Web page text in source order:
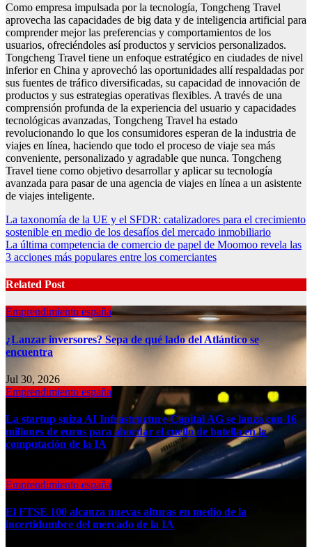
Como empresa impulsada por la tecnología, Tongcheng Travel
aprovecha las capacidades de big data y de inteligencia artificial para
comprender mejor las preferencias y comportamientos de los
usuarios, ofreciéndoles así productos y servicios personalizados.
Tongcheng Travel tiene un enfoque estratégico en ciudades de nivel
inferior en China y aprovechó las oportunidades allí respaldadas por
sus fuentes de tráfico diversificadas, su capacidad de innovación de
productos y sus estrategias operativas flexibles. A través de una
comprensión profunda de la experiencia del usuario y capacidades
tecnológicas avanzadas, Tongcheng Travel ha estado
revolucionando lo que los consumidores esperan de la industria de
viajes en línea, haciendo que todo el proceso de viaje sea más
conveniente, personalizado y agradable que nunca. Tongcheng
Travel tiene como objetivo desarrollar y aplicar su tecnología
avanzada para pasar de una agencia de viajes en línea a un asistente
de viajes inteligente.
Post
navigation
La taxonomía de la UE y el SFDR: catalizadores para el crecimiento
sostenible en medio de los desafíos del mercado inmobiliario
La última competencia de comercio de papel de Moomoo revela las
3 acciones más populares entre los comerciantes
Related Post
Emprendimiento españa
¿Lanzar inversores? Sepa de qué lado del Atlántico se
encuentra
Jul 30, 2026
Emprendimiento españa
La startup suiza AI Infrastructure Capital AG se lanza con 16
millones de euros para abordar el cuello de botella en la
computación de la IA
Emprendimiento españa
El FTSE 100 alcanza nuevas alturas en medio de la
incertidumbre del mercado de la IA